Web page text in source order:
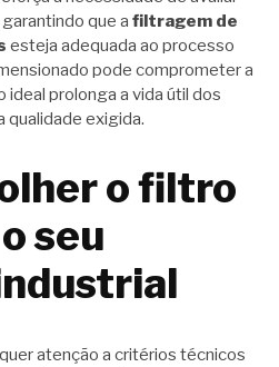
que a filtragem de
esteja adequada ao processo
pode comprometer a
prolonga a vida útil dos
qualidade exigida.
o filtro
seu
atenção a critérios técnicos